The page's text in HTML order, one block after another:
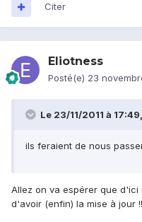
Citer
Eliotness
Posté(e) 23
Le 23/11/2011 à
ils feraient de nous
Allez on va espérer que
d'avoir (enfin) la mise à jour !!